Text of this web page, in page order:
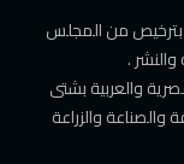
بترخيص من المجلس
.
والعربية بشتى
والصناعة والزراعة